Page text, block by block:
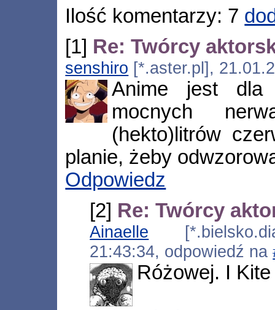
Ilość komentarzy: 7
[1] Re: Twórcy
senshiro [*.aster.pl],
Anime jest dla
mocnych
(hekto)litrów
planie, żeby
Odpowiedz
[2] Re: Twórcy
Ainaelle
21:43:34, odpowiedź na
Różowej. I